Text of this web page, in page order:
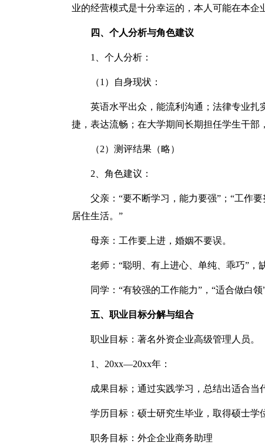
业的经营模式是十分幸运的，本人可能在本企
四、个人分析与角色建议
1、个人分析：
（1）自身现状：
英语水平出众，能流利沟通；法律专业
捷，表达流畅；在大学期间长期担任学生干部
（2）测评结果（略）
2、角色建议：
父亲：“要不断学习，能力要强”；“工作
居住生活。”
母亲：工作要上进，婚姻不要误。
老师：“聪明、有上进心、单纯、乖巧”，
同学：“有较强的工作能力”，“适合做白领”
五、职业目标分解与组合
职业目标：著名外资企业高级管理人员。
1、20xx—20xx年：
成果目标；通过实践学习，总结出适合当
学历目标：硕士研究生毕业，取得硕士学
职务目标：外企企业商务助理